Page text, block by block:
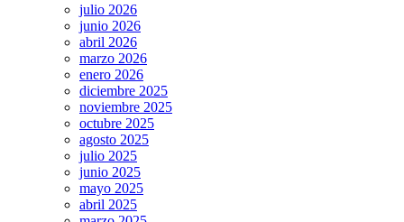
julio 2026
junio 2026
abril 2026
marzo 2026
enero 2026
diciembre 2025
noviembre 2025
octubre 2025
agosto 2025
julio 2025
junio 2025
mayo 2025
abril 2025